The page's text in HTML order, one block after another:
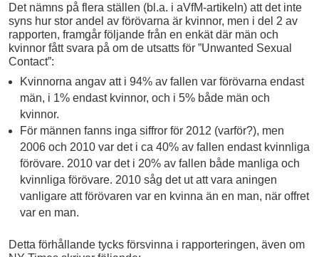
Det nämns på flera ställen (bl.a. i aVfM-artikeln) att det inte
syns hur stor andel av förövarna är kvinnor, men i del 2 av
rapporten, framgår följande från en enkät där män och
kvinnor fått svara på om de utsatts för ”Unwanted Sexual
Contact”:
Kvinnorna angav att i 94% av fallen var förövarna endast
män, i 1% endast kvinnor, och i 5% både män och
kvinnor.
För männen fanns inga siffror för 2012 (varför?), men
2006 och 2010 var det i ca 40% av fallen endast kvinnliga
förövare. 2010 var det i 20% av fallen både manliga och
kvinnliga förövare. 2010 såg det ut att vara aningen
vanligare att förövaren var en kvinna än en man, när offret
var en man.
Detta förhållande tycks försvinna i rapporteringen, även om